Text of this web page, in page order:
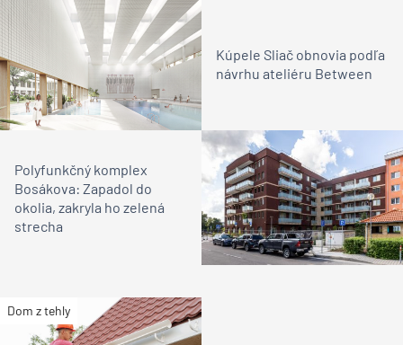
Kúpele Sliač obnovia podľa
návrhu ateliéru Between
Polyfunkčný komplex
Bosákova: Zapadol do
okolia, zakryla ho zelená
strecha
Dom z tehly